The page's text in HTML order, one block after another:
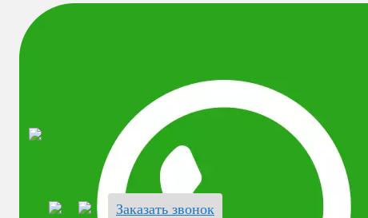
Перейти
содержанию
Заказать звонок